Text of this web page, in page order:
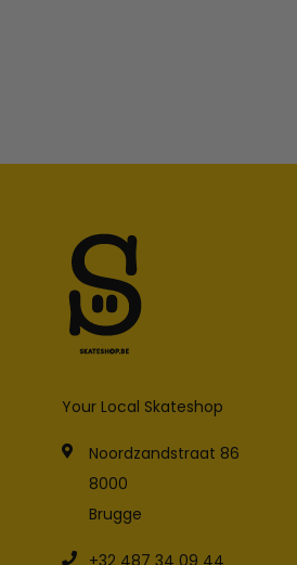
Your Local Skateshop
Noordzandstraat 86
8000
Brugge
+32 487 34 09 44